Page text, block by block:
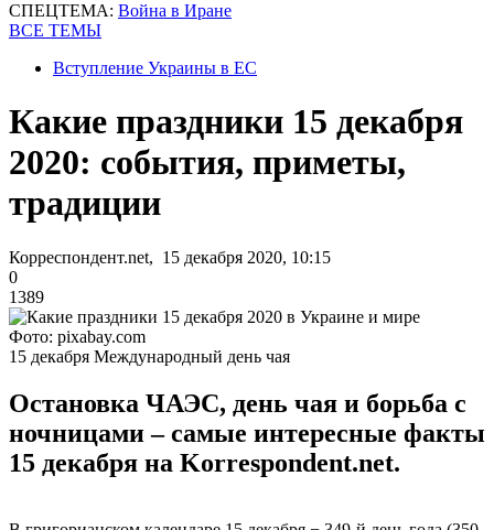
СПЕЦТЕМА: Война в Иране
ВСЕ ТЕМЫ
Вступление Украины в ЕС
Какие праздники 15 декабря
2020: события, приметы,
традиции
Корреспондент.net, 15 декабря 2020, 10:15
0
1389
Фото: pixabay.com
15 декабря Международный день чая
Остановка ЧАЭС, день чая и борьба с
ночницами – самые интересные факты
15 декабря на Korrespondent.net.